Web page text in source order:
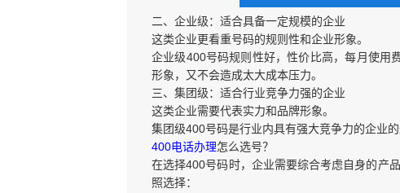
二、企业级：适合具备一定规模的企业
这类企业更看重号码的规则性和企业形象。
企业级400号码规则性好，性价比高，每月使用
形象，又不会造成太大成本压力。
三、集团级：适合行业竞争力强的企业
这类企业需要代表实力和品牌形象。
集团级400号码是行业内具有强大竞争力的企业
400电话办理怎么选号？
在选择400号码时，企业需要综合考虑自身的产
照选择：